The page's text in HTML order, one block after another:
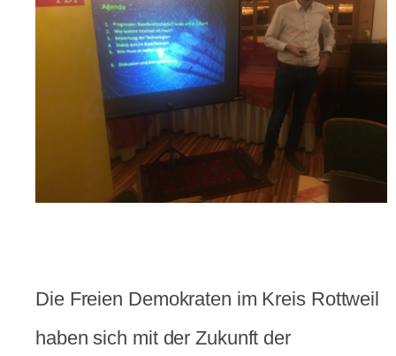
Die Freien Demokraten im Kreis Rottweil
haben sich mit der Zukunft der